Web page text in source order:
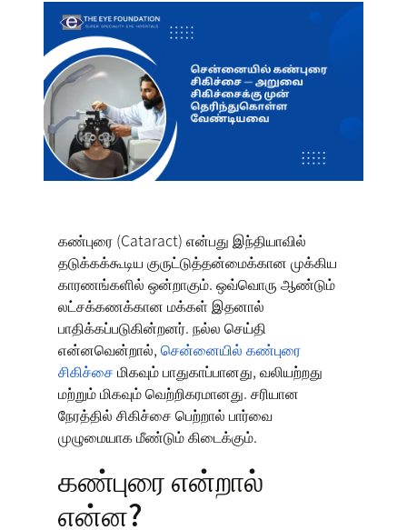
கண்புரை (Cataract) என்பது இந்தியாவில்
தடுக்கக்கூடிய குருட்டுத்தன்மைக்கான முக்கிய
காரணங்களில் ஒன்றாகும். ஒவ்வொரு ஆண்டும்
லட்சக்கணக்கான மக்கள் இதனால்
பாதிக்கப்படுகின்றனர். நல்ல செய்தி
என்னவென்றால், சென்னையில் கண்புரை
சிகிச்சை மிகவும் பாதுகாப்பானது, வலியற்றது
மற்றும் மிகவும் வெற்றிகரமானது. சரியான
நேரத்தில் சிகிச்சை பெற்றால் பார்வை
முழுமையாக மீண்டும் கிடைக்கும்.
கண்புரை என்றால்
என்ன?